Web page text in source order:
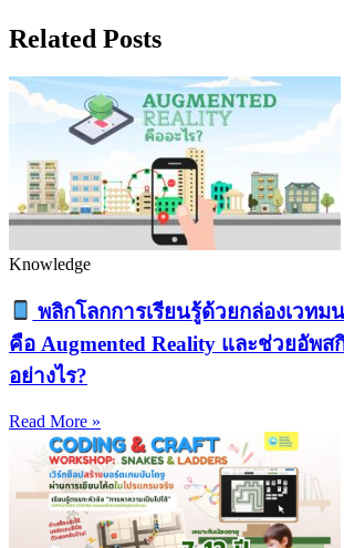
Related Posts
Knowledge
พลิกโลกการเรียนรู้ด้วยกล่องเวทม
คือ Augmented Reality และช่วยอัพส
อย่างไร?
Read More »